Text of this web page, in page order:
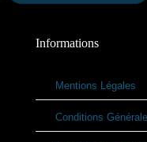
Informations
Mentions Légales
Conditions